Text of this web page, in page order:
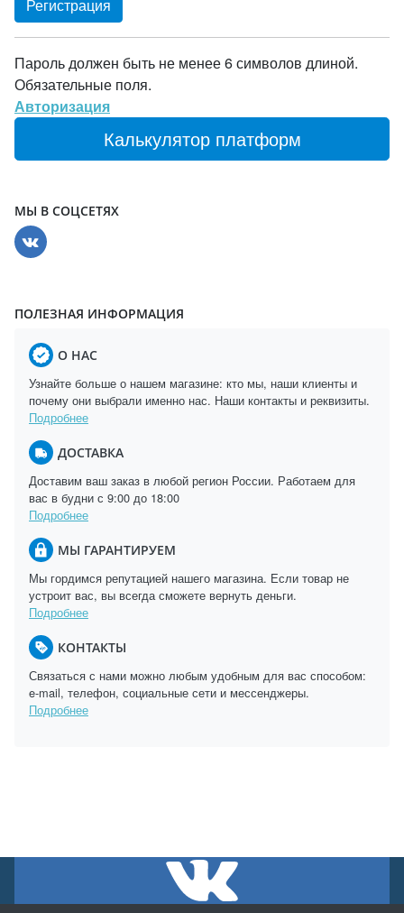
Пароль должен быть не менее 6 символов длиной.
Обязательные поля.
Авторизация
Калькулятор платформ
МЫ В СОЦСЕТЯХ
ПОЛЕЗНАЯ ИНФОРМАЦИЯ
О НАС
Узнайте больше о нашем магазине: кто мы, наши клиенты и
почему они выбрали именно нас. Наши контакты и реквизиты.
Подробнее
ДОСТАВКА
Доставим ваш заказ в любой регион России. Работаем для
вас в будни с 9:00 до 18:00
Подробнее
МЫ ГАРАНТИРУЕМ
Мы гордимся репутацией нашего магазина. Если товар не
устроит вас, вы всегда сможете вернуть деньги.
Подробнее
КОНТАКТЫ
Связаться с нами можно любым удобным для вас способом:
e-mail, телефон, социальные сети и мессенджеры.
Подробнее